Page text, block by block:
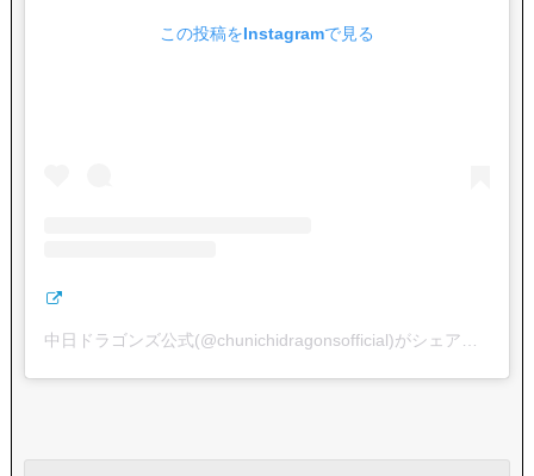
この投稿をInstagramで見る